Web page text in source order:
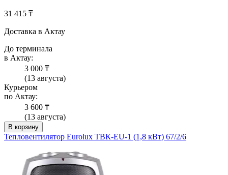
31 415 ₸
Доставка в Актау
До терминала
в Актау:
3 000 ₸
(13 августа)
Курьером
по Актау:
3 600 ₸
(13 августа)
В корзину
Тепловентилятор Eurolux ТВК-EU-1 (1,8 кВт) 67/2/6